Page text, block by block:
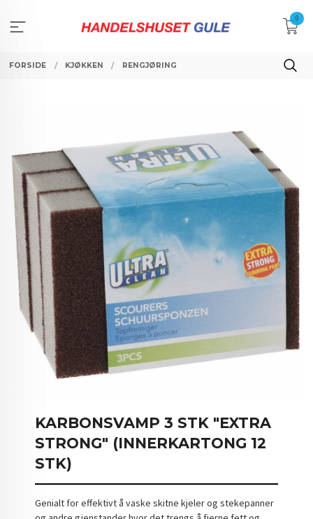
innholdet
0
FORSIDE KJØKKEN RENGJØRING
KARBONSVAMP 3 STK "EXTRA
STRONG" (INNERKARTONG 12
STK)
Genialt for effektivt å vaske skitne kjeler og stekepanner